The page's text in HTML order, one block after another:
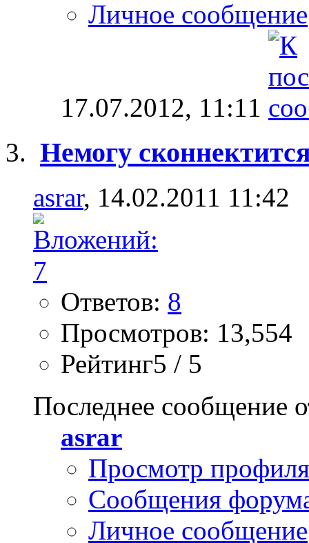
Личное сообщение
17.07.2012, 11:11
Немогу
asrar, 14.02.2011 11:42
Ответов: 8
Просмотров: 13,554
Рейтинг5 / 5
Последнее сообщение
asrar
Просмотр профиля
Сообщения
Личное сообщение